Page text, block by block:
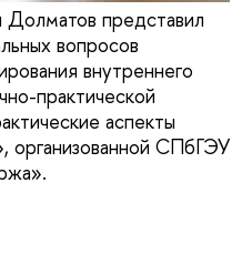
представил
вопросов
внутреннего
практической
аспекты
организованной СПбГЭУ